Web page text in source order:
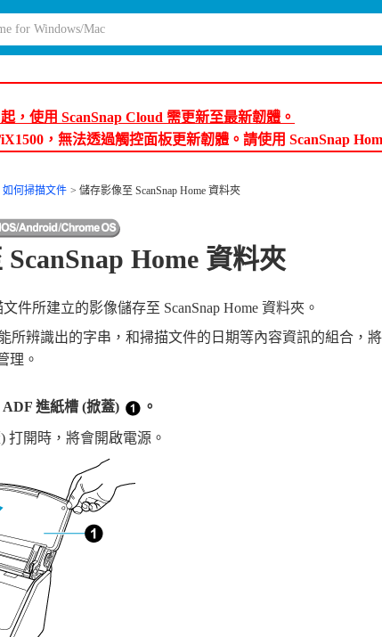
，使用 ScanSnap Cloud 需更新至最新韌體。
，無法透過觸控面板更新韌體。請使用 ScanSnap
如何掃描文件 儲存影像至 ScanSnap Home 資料夾
Home 資料夾
件所建立的影像儲存至 ScanSnap Home 資料夾。
所辨識出的字串，和掃描文件的日期等內容資訊的組合，
理。
ADF 進紙槽 (掀蓋) 。
打開時，將會開啟電源。